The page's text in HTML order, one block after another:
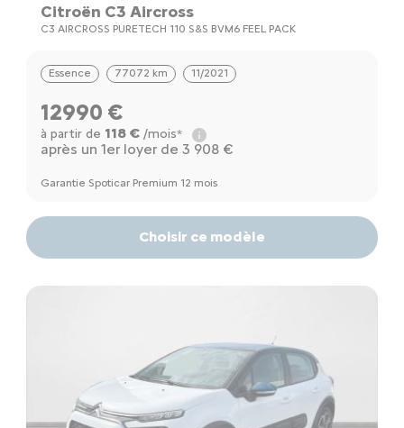
Citroën C3 Aircross
C3 AIRCROSS PURETECH 110 S&S BVM6 FEEL PACK
Essence 77072 km 11/2021
12990 €
à partir de 118 €/mois*
après un 1er loyer de 3 908 €
Garantie Spoticar Premium 12 mois
Choisir ce modèle